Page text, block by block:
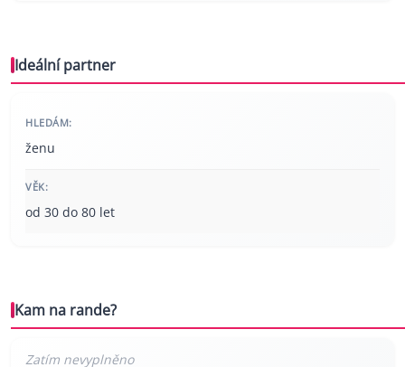
Ideální partner
HLEDÁM:
ženu
VĚK:
od 30 do 80 let
Kam na rande?